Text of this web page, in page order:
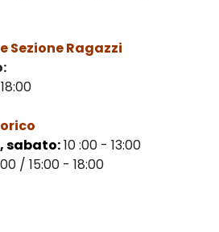
Sezione Ragazzi
sabato:10:00 - 13:00
/ 15:00 - 18:00